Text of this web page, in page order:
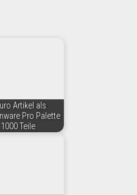
Artikel als
Pro Palette
1000 Teile